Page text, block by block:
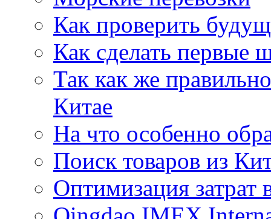
Как проверить
Как сделать первые
Так как же
Китае
На что особенно
Поиск товаров из
Оптимизация затрат